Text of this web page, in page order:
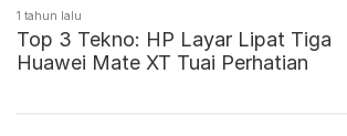
1 tahun lalu
Top 3 Tekno: HP Layar Lipat Tiga
Huawei Mate XT Tuai Perhatian